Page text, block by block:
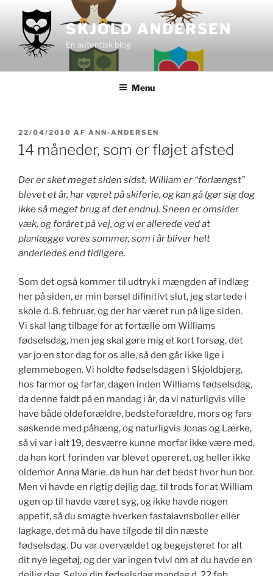
indhold
SKJOLD ANDERSEN
En autentisk blog
Menu
UDGIVET
DEN
22/04/2010 AF ANN-ANDERSEN
14 måneder, som er fløjet afsted
Der er sket meget siden sidst, William er “forlængst”
blevet et år, har været på skiferie, og kan gå (gør sig dog
ikke så meget brug af det endnu). Sneen er omsider
væk, og foråret på vej, og vi er allerede ved at
planlægge vores sommer, som i år bliver helt
anderledes end tidligere.
Som det også kommer til udtryk i mængden af indlæg
her på siden, er min barsel difinitivt slut, jeg startede i
skole d. 8. februar, og der har været run på lige siden.
Vi skal lang tilbage for at fortælle om Williams
fødselsdag, men jeg skal gøre mig et kort forsøg, det
var jo en stor dag for os alle, så den går ikke lige i
glemmebogen. Vi holdte fødselsdagen i Skjoldbjerg,
hos farmor og farfar, dagen inden Williams fødselsdag,
da denne faldt på en mandag i år, da vi naturligvis ville
have både oldeforældre, bedsteforældre, mors og fars
søskende med påhæng, og naturligvis Jonas og Lærke,
så vi var i alt 19, desværre kunne morfar ikke være med,
da han kort forinden var blevet opereret, og heller ikke
oldemor Anna Marie, da hun har det bedst hvor hun bor.
Men vi havde en rigtig dejlig dag, til trods for at William
ugen op til havde været syg, og ikke havde nogen
appetit, så du smagte hverken fastalavnsboller eller
lagkage, det må du have tilgode til din næste
fødselsdag. Du var overvældet og begejsteret for alt
dit nye legetøj, og der var ingen tvivl om at du havde en